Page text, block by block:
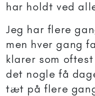
har holdt ved
Jeg har flere
men hver gang
klarer som
det nogle få
tæt på flere